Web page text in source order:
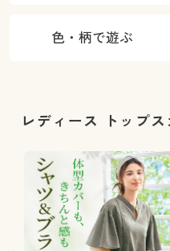
色・柄で遊ぶ
レディース トップ